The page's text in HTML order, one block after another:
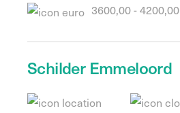
3600,00 - 4200,00
Schilder Emmeloord